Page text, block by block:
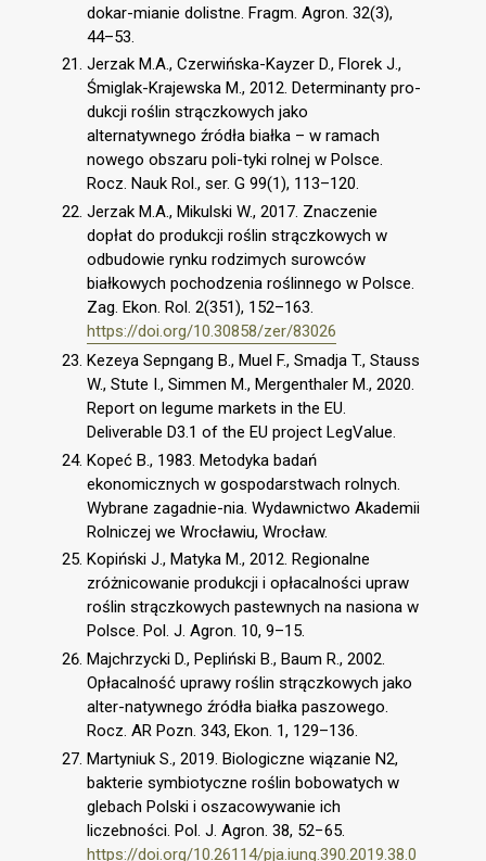
dokar-mianie dolistne. Fragm. Agron. 32(3),
44–53.
Jerzak M.A., Czerwińska-Kayzer D., Florek J.,
Śmiglak-Krajewska M., 2012. Determinanty pro-
dukcji roślin strączkowych jako
alternatywnego źródła białka – w ramach
nowego obszaru poli-tyki rolnej w Polsce.
Rocz. Nauk Rol., ser. G 99(1), 113–120.
Jerzak M.A., Mikulski W., 2017. Znaczenie
dopłat do produkcji roślin strączkowych w
odbudowie rynku rodzimych surowców
białkowych pochodzenia roślinnego w Polsce.
Zag. Ekon. Rol. 2(351), 152–163.
https://doi.org/10.30858/zer/83026
Kezeya Sepngang B., Muel F., Smadja T., Stauss
W., Stute I., Simmen M., Mergenthaler M., 2020.
Report on legume markets in the EU.
Deliverable D3.1 of the EU project LegValue.
Kopeć B., 1983. Metodyka badań
ekonomicznych w gospodarstwach rolnych.
Wybrane zagadnie-nia. Wydawnictwo Akademii
Rolniczej we Wrocławiu, Wrocław.
Kopiński J., Matyka M., 2012. Regionalne
zróżnicowanie produkcji i opłacalności upraw
roślin strączkowych pastewnych na nasiona w
Polsce. Pol. J. Agron. 10, 9–15.
Majchrzycki D., Pepliński B., Baum R., 2002.
Opłacalność uprawy roślin strączkowych jako
alter-natywnego źródła białka paszowego.
Rocz. AR Pozn. 343, Ekon. 1, 129–136.
Martyniuk S., 2019. Biologiczne wiązanie N2,
bakterie symbiotyczne roślin bobowatych w
glebach Polski i oszacowywanie ich
liczebności. Pol. J. Agron. 38, 52−65.
https://doi.org/10.26114/pja.iung.390.2019.38.0